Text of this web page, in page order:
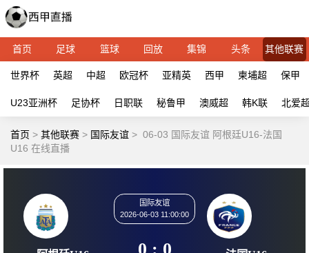
首页 足球 篮球 回放 集锦 头条 其他联赛
世界杯 英超 中超 欧冠杯 亚精英 西甲 柬埔超 保甲
U23亚洲杯 足协杯 日职联 秘鲁甲 澳威超 韩K联 北爱
首页 > 其他联赛 > 国际友谊 > 06-03 国际友谊 阿根廷U16-法国
U16 在线直播
国际友谊